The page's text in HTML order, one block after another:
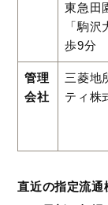
東急田
「駒
歩9分
管理
会社
三菱地
ティ株
直近の指定流通